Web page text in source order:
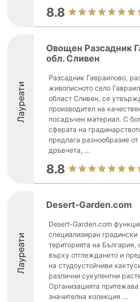
8.8
Лауреати
Овощен Разсадник
обл. Сливен
Разсадник Гавраилово,
живописното село
област Сливен, се
производител на
посадъчен материал. С
сферата на
предлага разнообразие
дръвчета, ...
8.8
Лауреати
Desert-Garden.com
Desert-Garden.com
специализиран градински
територията на България,
върху отглеждането и
на студоустойчиви
различни сукулентни
Организацията притежава
значителна колекция ...